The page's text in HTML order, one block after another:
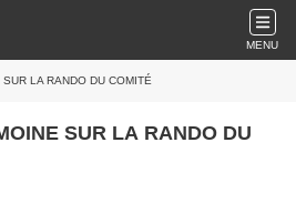
MENU
LA RANDO DU COMITÉ
SUR LA RANDO DU